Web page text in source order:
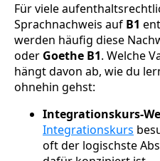
Für viele
Sprachnachweis auf B1
werden häufig diese
oder Goethe B1. Welche
hängt davon ab, wie du
ohnehin gehst:
Integrationskurs-
Integrationskurs
oft der logischste